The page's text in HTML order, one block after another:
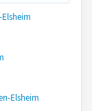
Elsheim